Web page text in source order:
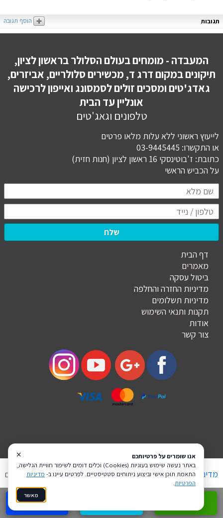
תגובות הוסף תגובה
המעבדה - מומחים בעולם הסלולר בראשון לציון,
תיקונים במקום דרג ד, מכשירים סלולריים, אביזרים,
גאדג'טים ומסכים זולים לסמסונג ואייפון לרכישה
אונליין עד הבית
טלפונים וגאג'טים
לייעוץ ראשוני ללא עלות מלאו פרטים
או התקשרו: 03-9445445
כתובת: ז'בוטינסקי 16 ראשון לציון (חנות חזית)
​​​​​​​על הכביש הראשי
שלח
דף הבית
מאמרים
ביטול עסקה
מדיניות החזרה והחלפה
מדיניות תשלומים
תקנות ותנאי השימוש
אודות
צור קשר
מדיניות פרטיות הצהרת נגישות Coi בניית אתרים
×
אנו שומרים על פרטיותכם
באתר נעשה שימוש בעוגיות (Cookies) וכלים דומים לשיפור חוויית הגלישה,
התאמת תוכן אישי וביצוע ניתוחים סטטיסטיים. לפרטים עיינו ב- מדיניות
הפרטיות.
מאשר